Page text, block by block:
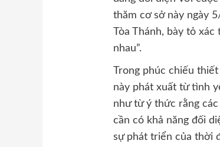
thăm cơ sở này ngày
Tòa Thánh, bày tỏ
nhau”.
Trong phúc chiếu
này phát xuất từ tình
như từ ý thức rằng
cần có khả năng đối
sự phát triển của thời